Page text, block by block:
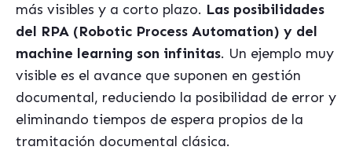
más visibles y a corto plazo. Las posibilidades
del RPA (Robotic Process Automation) y del
machine learning son infinitas. Un ejemplo muy
visible es el avance que suponen en gestión
documental, reduciendo la posibilidad de error y
eliminando tiempos de espera propios de la
tramitación documental clásica.